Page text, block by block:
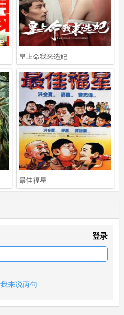
皇上命我来选妃
最佳福星
登录
我来说两句